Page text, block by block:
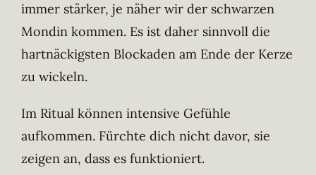
immer stärker, je näher wir der schwarzen
Mondin kommen. Es ist daher sinnvoll die
hartnäckigsten Blockaden am Ende der Kerze
zu wickeln.
Im Ritual können intensive Gefühle
aufkommen. Fürchte dich nicht davor, sie
zeigen an, dass es funktioniert.